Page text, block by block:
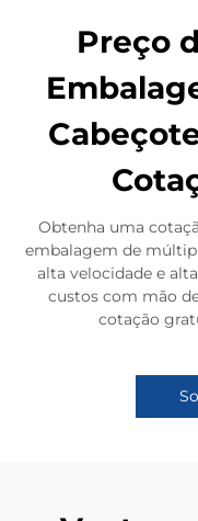
Preço
Obtenha uma
embalagem de
alta velocidade e
custos com mão
cotação